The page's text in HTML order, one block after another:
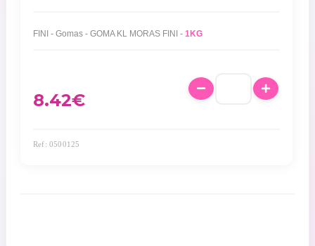
FINI - Gomas - GOMA KL MORAS FINI - 1KG
8.42€
Ref: 0500125